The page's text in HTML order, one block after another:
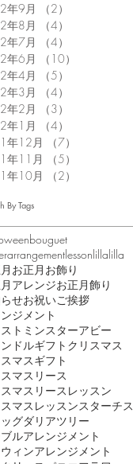
年9月
（2）
年8月
（4）
年7月
（4）
年6月
（10）
年4月
（5）
年3月
（4）
年2月
（3）
年1月
（4）
年12月
（7）
年11月
（5）
年10月
（2）
By Tags
bouguet
lessonlillalilla
お正月お飾り
アレンジお正月飾り
せお祝いご挨拶
ジメント
トミンスターアビー
ドルギフト クリスマス
マスギフト
マスリース
マスリースレッスン
マスレッスンスターチス
グダリアツリー
ルアレンジメント
ィンアレンジメント